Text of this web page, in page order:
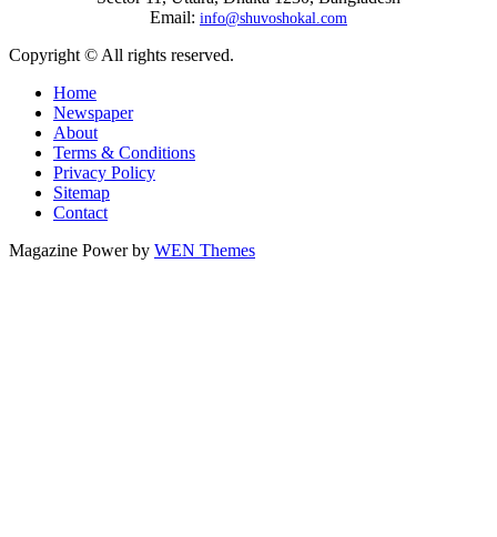
Email: info@shuvoshokal.com
Copyright © All rights reserved.
Home
Newspaper
About
Terms & Conditions
Privacy Policy
Sitemap
Contact
Magazine Power by WEN Themes